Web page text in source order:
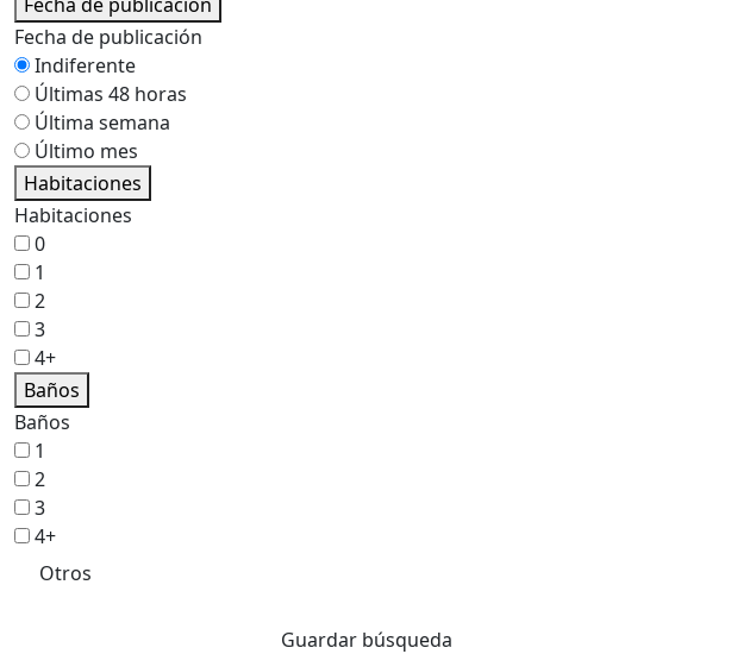
Fecha de publicación
Indiferente
Últimas 48 horas
Última semana
Último mes
Habitaciones
Habitaciones
0
1
2
3
4+
Baños
Baños
1
2
3
4+
Otros
Guardar búsqueda